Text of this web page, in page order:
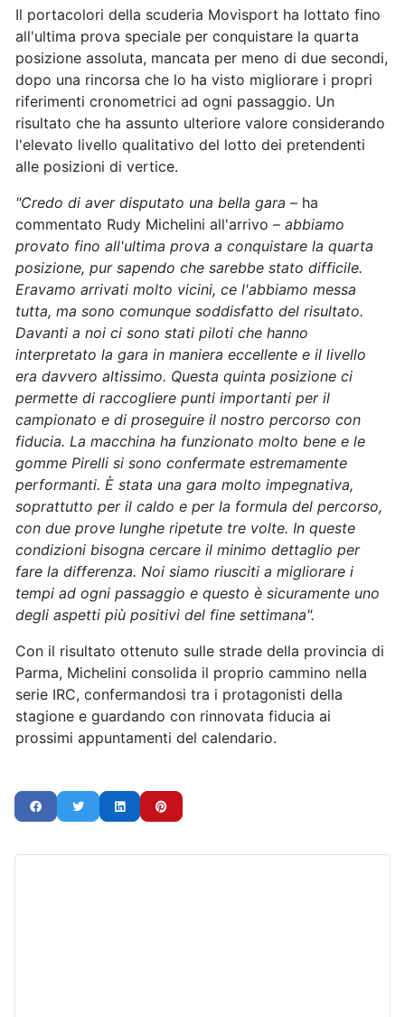
Il portacolori della scuderia Movisport ha lottato fino
all'ultima prova speciale per conquistare la quarta
posizione assoluta, mancata per meno di due secondi,
dopo una rincorsa che lo ha visto migliorare i propri
riferimenti cronometrici ad ogni passaggio. Un
risultato che ha assunto ulteriore valore considerando
l'elevato livello qualitativo del lotto dei pretendenti
alle posizioni di vertice.
"Credo di aver disputato una bella gara – ha
commentato Rudy Michelini all'arrivo – abbiamo
provato fino all'ultima prova a conquistare la quarta
posizione, pur sapendo che sarebbe stato difficile.
Eravamo arrivati molto vicini, ce l'abbiamo messa
tutta, ma sono comunque soddisfatto del risultato.
Davanti a noi ci sono stati piloti che hanno
interpretato la gara in maniera eccellente e il livello
era davvero altissimo. Questa quinta posizione ci
permette di raccogliere punti importanti per il
campionato e di proseguire il nostro percorso con
fiducia. La macchina ha funzionato molto bene e le
gomme Pirelli si sono confermate estremamente
performanti. È stata una gara molto impegnativa,
soprattutto per il caldo e per la formula del percorso,
con due prove lunghe ripetute tre volte. In queste
condizioni bisogna cercare il minimo dettaglio per
fare la differenza. Noi siamo riusciti a migliorare i
tempi ad ogni passaggio e questo è sicuramente uno
degli aspetti più positivi del fine settimana".
Con il risultato ottenuto sulle strade della provincia di
Parma, Michelini consolida il proprio cammino nella
serie IRC, confermandosi tra i protagonisti della
stagione e guardando con rinnovata fiducia ai
prossimi appuntamenti del calendario.